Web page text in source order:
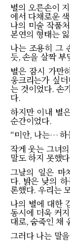
별의 오른손이
에서 다채로운
나의 미술 작품
본연의 형태는
나는 조용히 그
듯,손을 살짝 부
별은 잠시 가만
웅크리는가 싶더
는 것이었다.손
다.
하지만 이내 별
순간이었다.
“미안, 나는…하
작게 웃는 그녀
말도 하지 못했다
그날의 일은 마
다. 밝은 낮의
론했다. 우리는
나의 별에 대한
동시에 더욱 커
대로,숨죽인 채
그러다 나는 말